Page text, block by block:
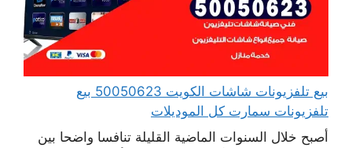
بيع تلفزيونات شاشات الكويت 50050623 بيع
تلفزيونات سمارت كل الموديلات
أصبح خلال السنوات الماضية القليلة تنافسا واضحا بين